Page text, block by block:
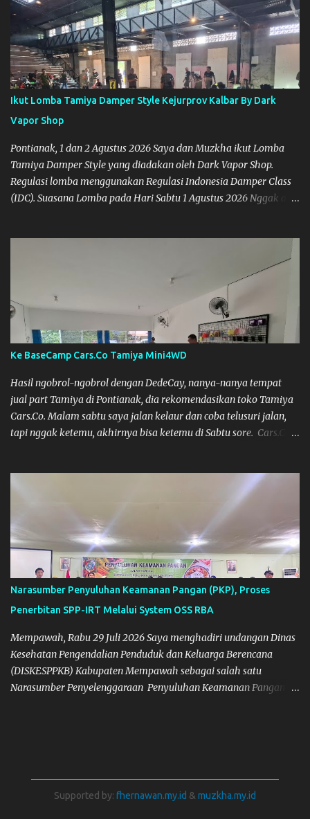
untuk istirahat. So malamnya sebelum pulang ke Mempawah
saya sempatkan lagi kesini. Saya belanja beberapa part disini.
Untuk Lokasi Tempat:
Ikut Lomba Tamiya Damper Style Kejurprov Kalbar By Dark
Vapor Shop
Pontianak, 1 dan 2 Agustus 2026 Saya dan Muzkha ikut Lomba
Tamiya Damper Style yang diadakan oleh Dark Vapor Shop.
Regulasi lomba menggunakan Regulasi Indonesia Damper Class
(IDC). Suasana Lomba pada Hari Sabtu 1 Agustus 2026 Nggak ada
itu juga ada janji mau main ke Agus Tamiya dulu sebenarnya, tapi
karena mepet waktu, jadi lebih banyak main disini. Oiya, untuk
lomba ini lokasinya adalah di Port 99 Kota Pontianak. Pamflet
Lomba Tamiya Oiya sebagai Informasi, Saya dan Muzkha baru
pertama kali main disini. ya hitungannya saya sebagai new
comer lah :) Coach Dilla lagi setting Mobilnya
Ke BaseCamp Cars.Co Tamiya Mini4WD
Hasil ngobrol-ngobrol dengan DedeCay, nanya-nanya tempat
jual part Tamiya di Pontianak, dia rekomendasikan toko Tamiya
Cars.Co. Malam sabtu saya jalan kelaur dan coba telusuri jalan,
tapi nggak ketemu, akhirnya bisa ketemu di Sabtu sore. Cars.Co
Narasumber Penyuluhan Keamanan Pangan (PKP), Proses
Penerbitan SPP-IRT Melalui System OSS RBA
Mempawah, Rabu 29 Juli 2026 Saya menghadiri undangan Dinas
Kesehatan Pengendalian Penduduk dan Keluarga Berencana
(DISKESPPKB) Kabupaten Mempawah sebagai salah satu
Narasumber Penyelenggaraan Penyuluhan Keamanan Pangan di
Supported by: fhernawan.my.id & muzkha.my.id